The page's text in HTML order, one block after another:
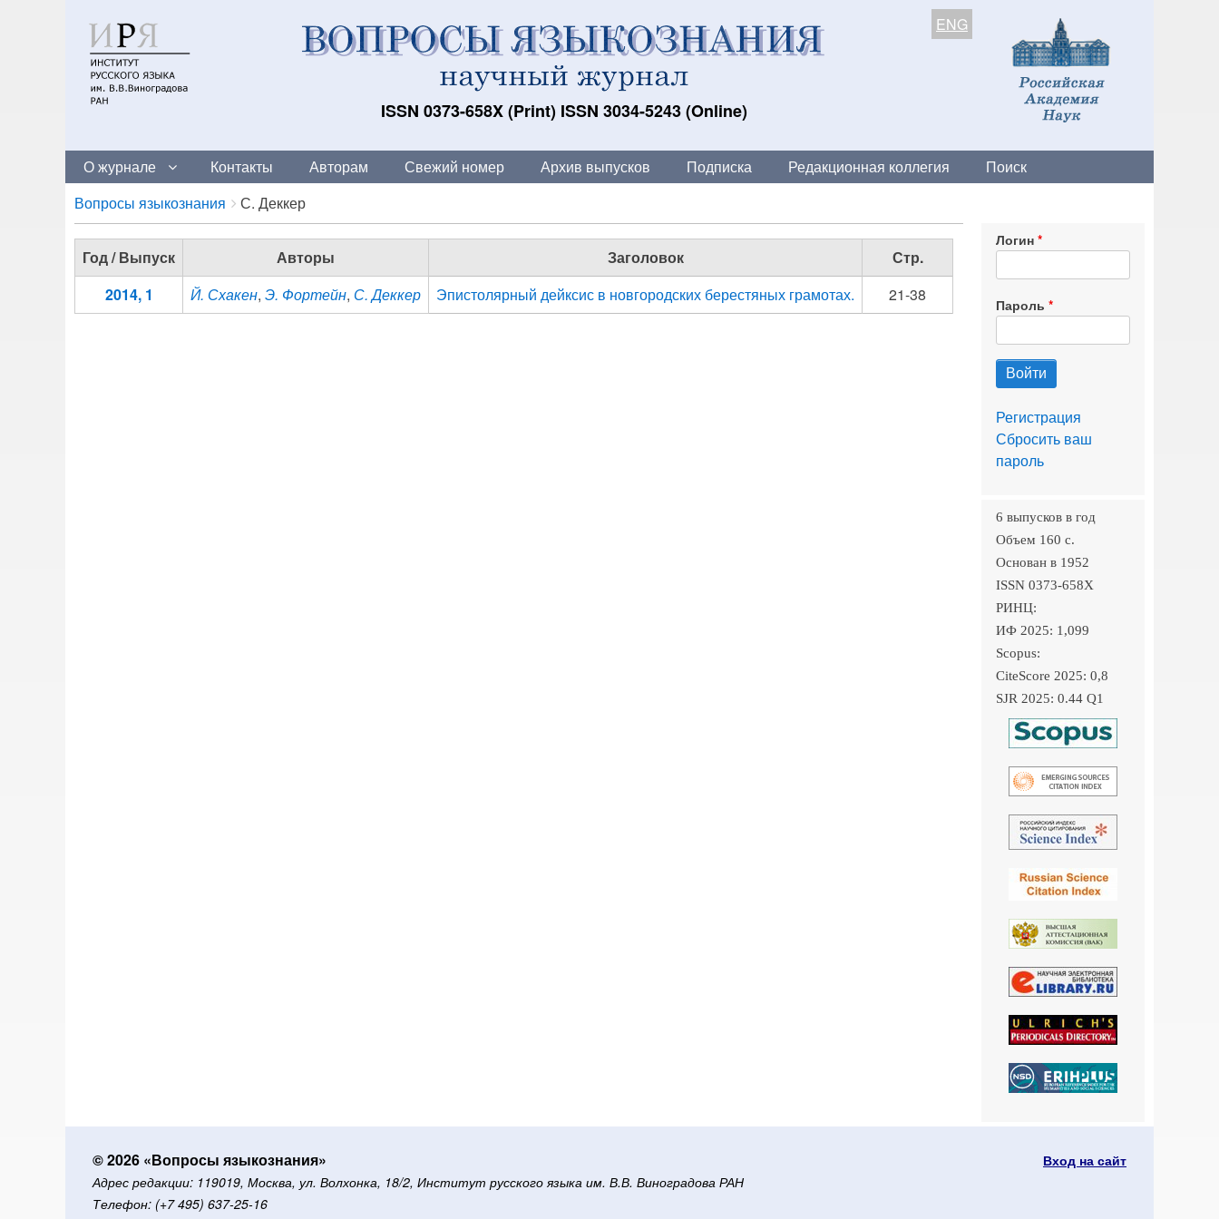
ISSN 0373-658X (Print) ISSN 3034-5243 (Online)
ENG
О журнале Контакты Авторам Свежий номер Архив выпусков Подписка Редакционная коллегия Поиск
Breadcrumbs
You
are
here:
Вопросы языкознания С. Деккер
Год / Выпуск Авторы Заголовок
Стр.
2014, 1
Й. Схакен, Э. Фортейн, С. Деккер Эпистолярный дейксис в новгородских берестяных грамотах. 21-38
Логин
Пароль
Регистрация
Сбросить ваш
пароль
6 выпусков в год
Объем 160 c.
Основан в 1952
ISSN 0373-658X
РИНЦ:
ИФ 2025: 1,099
Scopus:
CiteScore 2025: 0,8
SJR 2025: 0.44 Q1
© 2026 «Вопросы языкознания»
Адрес редакции: 119019, Москва, ул. Волхонка, 18/2, Институт русского языка им. В.В. Виноградова РАН
Телефон: (+7 495) 637-25-16
Вход на сайт